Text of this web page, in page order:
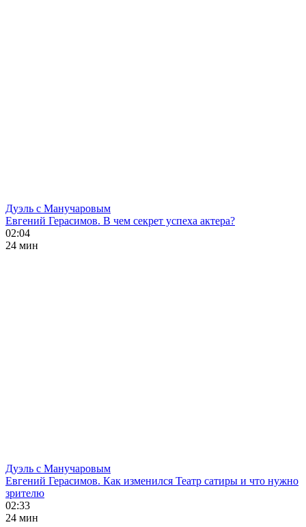
Дуэль с Манучаровым
Евгений Герасимов. В чем секрет успеха актера?
02:04
24 мин
Дуэль с Манучаровым
Евгений Герасимов. Как изменился Театр сатиры и что нужно
зрителю
02:33
24 мин